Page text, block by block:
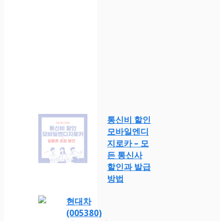
통신비 할인
모바일엔디
지로카 – 모
든 통신사
할인과 발급
방법
현대차
(005380)